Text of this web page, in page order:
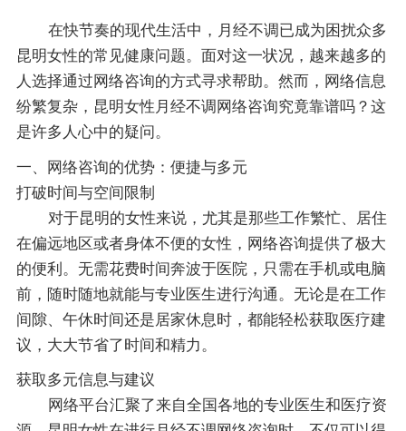
在快节奏的现代生活中，月经不调已成为困扰众多
昆明女性的常见健康问题。面对这一状况，越来越多的
人选择通过网络咨询的方式寻求帮助。然而，网络信息
纷繁复杂，昆明女性月经不调网络咨询究竟靠谱吗？这
是许多人心中的疑问。
一、网络咨询的优势：便捷与多元
打破时间与空间限制
对于昆明的女性来说，尤其是那些工作繁忙、居住
在偏远地区或者身体不便的女性，网络咨询提供了极大
的便利。无需花费时间奔波于医院，只需在手机或电脑
前，随时随地就能与专业医生进行沟通。无论是在工作
间隙、午休时间还是居家休息时，都能轻松获取医疗建
议，大大节省了时间和精力。
获取多元信息与建议
网络平台汇聚了来自全国各地的专业医生和医疗资